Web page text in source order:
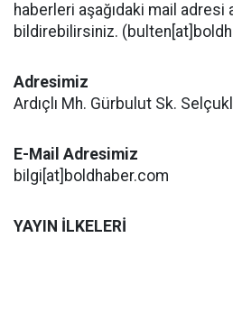
haberleri aşağıdaki mail adresi
bildirebilirsiniz.
Adresimiz
Ardıçlı Mh. Gürbulut Sk.
E-Mail Adresimiz
bilgi[at]boldhaber.com
YAYIN İLKELERİ